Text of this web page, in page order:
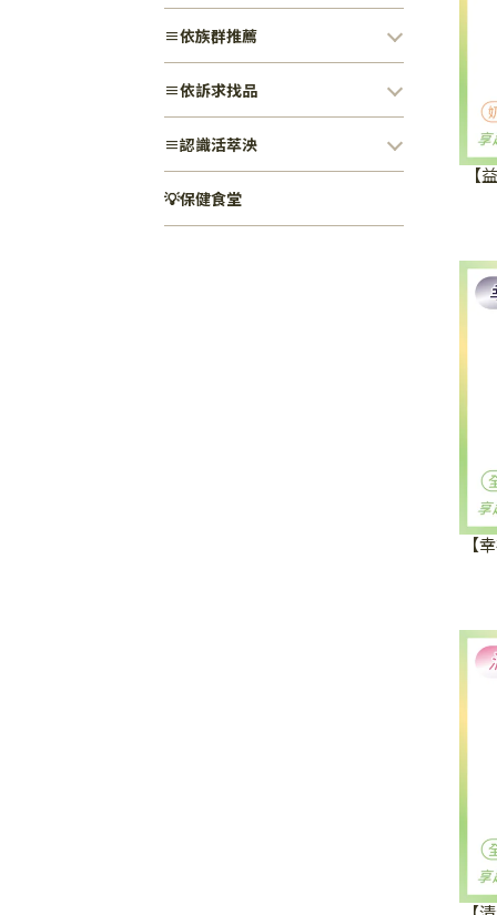
≡依族群推薦
≡依訴求找品
≡認識活萃泱
💡保健食堂
【
【